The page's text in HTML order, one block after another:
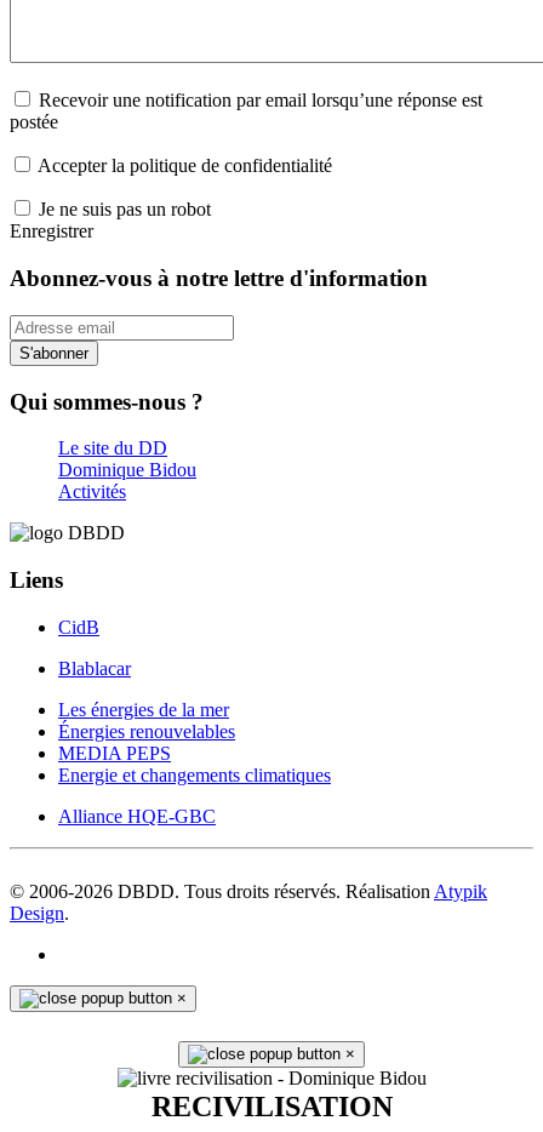
Recevoir une notification par email lorsqu’une réponse est
postée
Accepter la politique de confidentialité
Je ne suis pas un robot
Enregistrer
Abonnez-vous à notre lettre d'information
S'abonner
Qui sommes-nous ?
Le site du DD
Dominique Bidou
Activités
Liens
CidB
Blablacar
Les énergies de la mer
Énergies renouvelables
MEDIA PEPS
Energie et changements climatiques
Alliance HQE-GBC
© 2006-2026 DBDD. Tous droits réservés. Réalisation Atypik
Design.
×
×
RECIVILISATION